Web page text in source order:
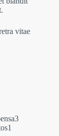
vitae
33
1